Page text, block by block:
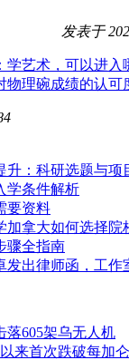
发表于
学艺术，可以进入
物理碗成绩的认可
升：科研选题与项
学条件解析
要资料
加拿大如何选择院
骤全指南
发出律师函，工作
落605架乌无人机
来首次跌破每加